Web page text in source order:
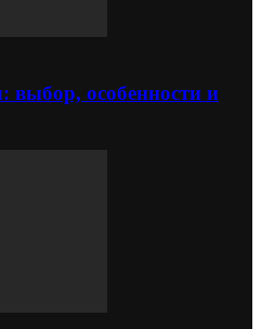
особенности и